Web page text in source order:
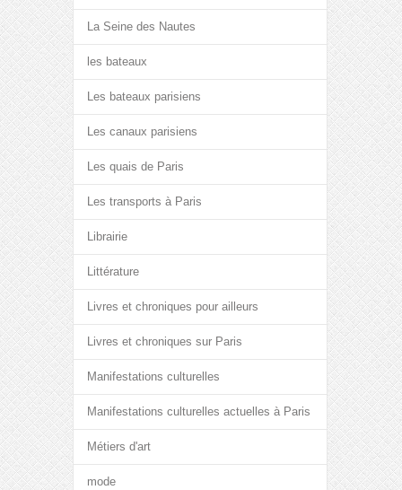
La Seine des Nautes
les bateaux
Les bateaux parisiens
Les canaux parisiens
Les quais de Paris
Les transports à Paris
Librairie
Littérature
Livres et chroniques pour ailleurs
Livres et chroniques sur Paris
Manifestations culturelles
Manifestations culturelles actuelles à Paris
Métiers d'art
mode